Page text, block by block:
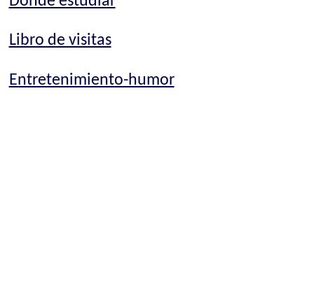
Libro de visitas
Entretenimiento-humor